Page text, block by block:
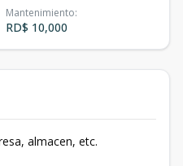
Mantenimiento:
RD$ 10,000
almacen, etc.